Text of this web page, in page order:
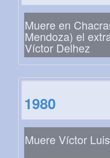
Muere en
Mendoza) el
Víctor Delhez
1980
Muere Víctor